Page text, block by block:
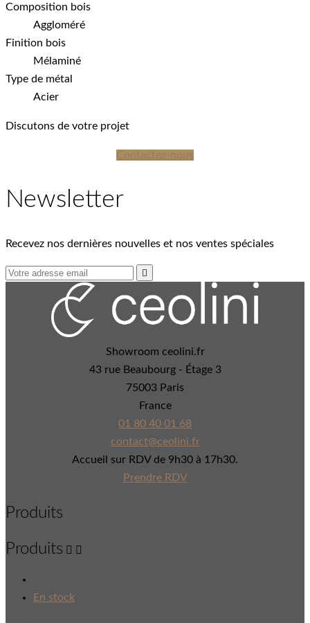
Composition bois
Aggloméré
Finition bois
Mélaminé
Type de métal
Acier
Discutons de votre projet
Newsletter
Recevez nos dernières nouvelles et nos ventes spéciales

Showroom ceolini.fr
43 rue Beaubourg - Étage 3
75003 Paris
France
01 80 40 01 68
contact@ceolini.fr
Accueil sur RDV de 9h30 à 17h30.
Prendre RDV
Produits
Produits  
En stock